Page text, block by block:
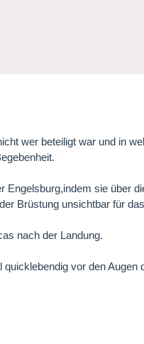
wer beteiligt war und in
sie über
Brüstung unsichtbar für
nach der Landung.
vor den Augen